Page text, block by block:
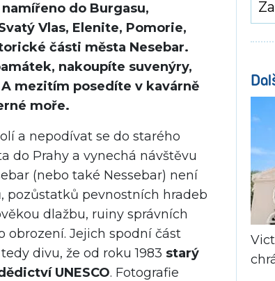
do Burgasu,
Vlas, Elenite, Pomorie,
části města Nesebar.
nakoupíte suvenýry,
mezitím posedíte v kavárně
moře.
a nepodívat se do starého
do Prahy a vynechá návštěvu
(nebo také Nessebar) není
pozůstatků pevnostních hradeb
dlažbu, ruiny správních
Jejich spodní část
divu, že od roku 1983 starý
UNESCO. Fotografie